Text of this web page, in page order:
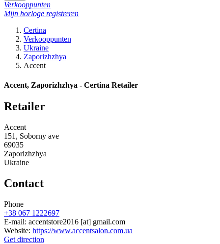
Verkooppunten
Mijn horloge registreren
Certina
Verkooppunten
Ukraine
Zaporizhzhya
Accent
Accent, Zaporizhzhya - Certina Retailer
Retailer
Accent
151, Soborny ave
69035
Zaporizhzhya
Ukraine
Contact
Phone
+38 067 1222697
E-mail: accentstore2016 [at] gmail.com
Website: https://www.accentsalon.com.ua
Get direction